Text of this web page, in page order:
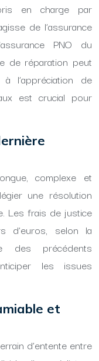
en charge par
de l’assurance
PNO du
de réparation peut
l’appréciation de
est crucial pour
complexe et
une résolution
Les frais de justice
d’euros, selon la
des précédents
les issues
et
d’entente entre